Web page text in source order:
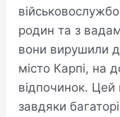
родин та з
вони вирушили
місто Карпі, на
відпочинок.
завдяки